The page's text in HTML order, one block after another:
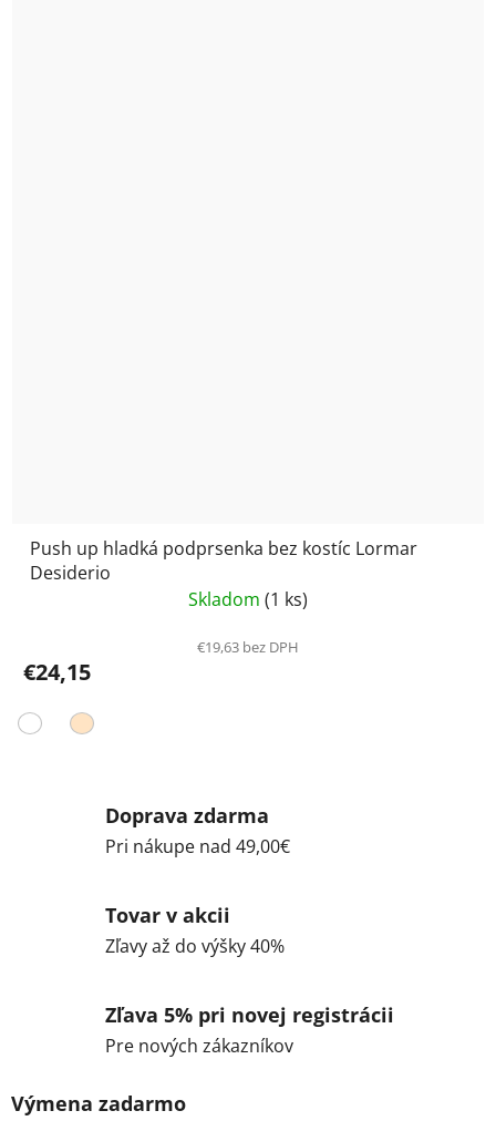
Push up hladká podprsenka bez kostíc Lormar
Desiderio
Skladom (1 ks)
€19,63 bez DPH
€24,15
Doprava zdarma
Pri nákupe nad 49,00€
Tovar v akcii
Zľavy až do výšky 40%
Zľava 5% pri novej registrácii
Pre nových zákazníkov
Výmena zadarmo